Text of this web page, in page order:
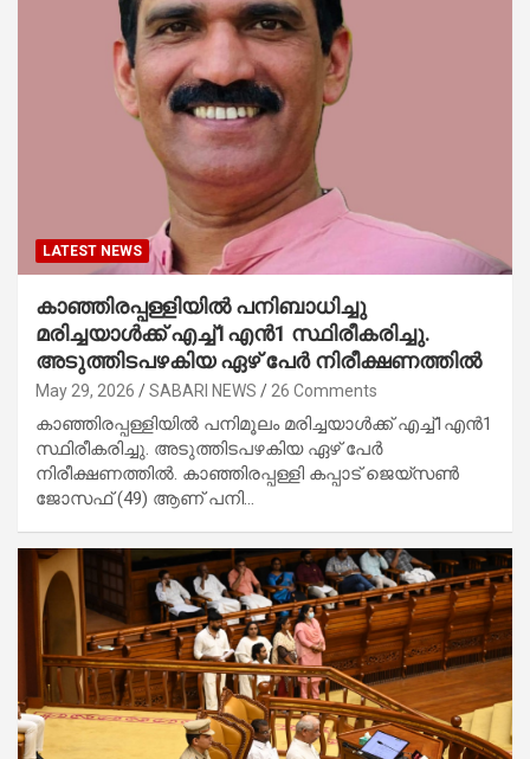
LATEST NEWS
കാഞ്ഞിരപ്പള്ളിയില്‍ പനിബാധിച്ചു
മരിച്ചയാള്‍ക്ക് എച്ച്1എൻ1 സ്ഥിരീകരിച്ചു.
അടുത്തിടപഴകിയ ഏഴ് പേര്‍ നിരീക്ഷണത്തില്‍
May 29, 2026 SABARI NEWS 26 Comments
കാഞ്ഞിരപ്പള്ളിയില്‍ പനിമൂലം മരിച്ചയാള്‍ക്ക് എച്ച്1എൻ1
സ്ഥിരീകരിച്ചു. അടുത്തിടപഴകിയ ഏഴ് പേര്‍
നിരീക്ഷണത്തില്‍. കാഞ്ഞിരപ്പള്ളി കപ്പാട് ജെയ്‌സണ്‍
ജോസഫ് (49) ആണ് പനി…